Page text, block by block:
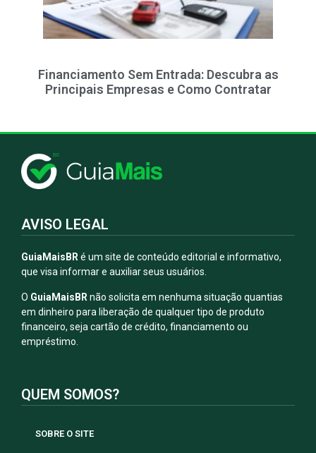
Financiamento Sem Entrada: Descubra as
Principais Empresas e Como Contratar
AVISO LEGAL
GuiaMaisBR é um site de conteúdo editorial e informativo,
que visa informar e auxiliar seus usuários.
O GuiaMaisBR não solicita em nenhuma situação quantias
em dinheiro para liberação de qualquer tipo de produto
financeiro, seja cartão de crédito, financiamento ou
empréstimo.
QUEM SOMOS?
SOBRE O SITE